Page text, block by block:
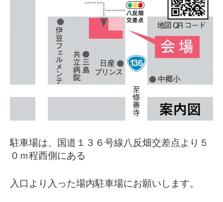
駐車場は、国道１３６号線八反畑交差点より５
０ｍ程西側にある
入口より入った場内駐車場にお願いします。